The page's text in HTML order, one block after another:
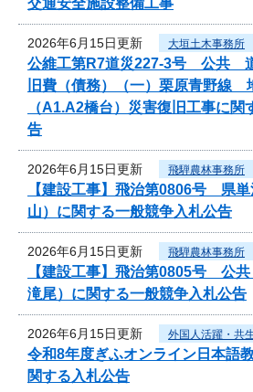
2026年6月15日更新 大垣土木事務所
公維工第R7道災227-3号 公共
旧費（債務）（一）栗原青野線
（A1.A2橋台）災害復旧工事に関
告
2026年6月15日更新 飛騨農林事務所
【建設工事】飛治第0806号 県
山）に関する一般競争入札公告
2026年6月15日更新 飛騨農林事務所
【建設工事】飛治第0805号 公
滝尾）に関する一般競争入札公告
2026年6月15日更新 外国人活躍・共
令和8年度ぎふオンライン日本語
関する入札公告